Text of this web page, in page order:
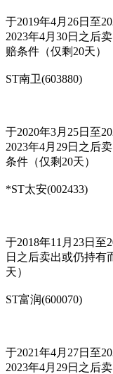
于2019年4月26日至
2023年4月30日之后
赔条件（仅剩20天）
ST南卫(603880)
于2020年3月25日至
2023年4月29日之后
条件（仅剩20天）
*ST太安(002433)
于2018年11月23日至
日之后卖出或仍持有
天）
ST富润(600070)
于2021年4月27日至
2023年4月29日之后